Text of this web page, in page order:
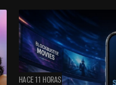
HACE 11 HORAS